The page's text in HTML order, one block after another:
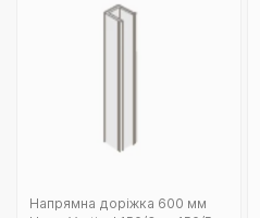
Напрямна доріжка 600 мм